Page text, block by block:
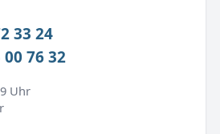
33 24
76 32
Uhr